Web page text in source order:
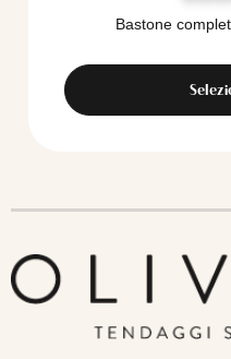
Bastone